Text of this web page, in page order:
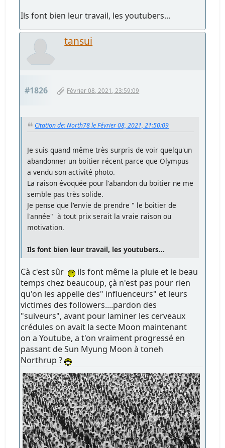
Ils font bien leur travail, les youtubers...
tansui
#1826 Février 08, 2021, 23:59:09
Citation de: North78 le Février 08, 2021, 21:50:09
Je suis quand même très surpris de voir quelqu'un
abandonner un boitier récent parce que Olympus
a vendu son activité photo.
La raison évoquée pour l'abandon du boitier ne me
semble pas très solide.
Je pense que l'envie de prendre " le boitier de
l'année" à tout prix serait la vraie raison ou
motivation.
Ils font bien leur travail, les youtubers...
Cà c'est sûr
ils font même la pluie et le beau
temps chez beaucoup, çà n'est pas pour rien
qu'on les appelle des" influenceurs" et leurs
victimes des followers....pardon des
"suiveurs", avant pour laminer les cerveaux
crédules on avait la secte Moon maintenant
on a Youtube, a t'on vraiment progressé en
passant de Sun Myung Moon à toneh
Northrup ?